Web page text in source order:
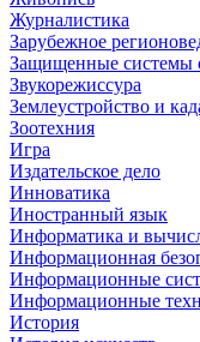
Журналистика
Зарубежное
Защищенные системы
Звукорежиссура
Землеустройство и
Зоотехния
Игра
Издательское дело
Инноватика
Иностранный язык
Информатика и
Информационная
Информационные
Информационные
История